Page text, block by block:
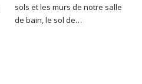
sols et les murs de notre salle
de bain, le sol de…